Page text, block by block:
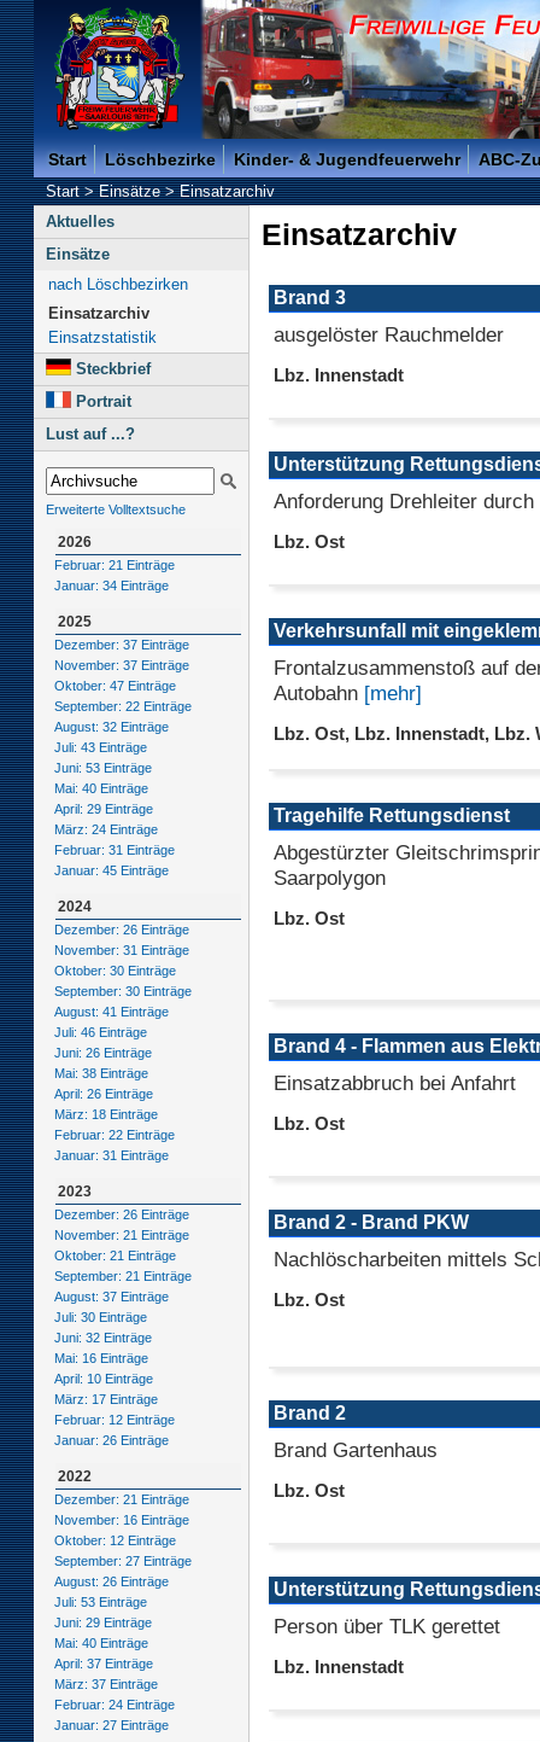
Freiwillige Feuerwehr der Kreisstadt Saarlouis -
Start Löschbezirke Kinder- & Jugendfeuerwehr ABC-
Start>Einsätze>Einsatzarchiv
Aktuelles
Einsätze
nach Löschbezirken
Einsatzarchiv
Einsatzstatistik
Steckbrief
Portrait
Lust auf ...?
Erweiterte Volltextsuche
2026
Februar: 21 Einträge
Januar: 34 Einträge
2025
Dezember: 37 Einträge
November: 37 Einträge
Oktober: 47 Einträge
September: 22 Einträge
August: 32 Einträge
Juli: 43 Einträge
Juni: 53 Einträge
Mai: 40 Einträge
April: 29 Einträge
März: 24 Einträge
Februar: 31 Einträge
Januar: 45 Einträge
2024
Dezember: 26 Einträge
November: 31 Einträge
Oktober: 30 Einträge
September: 30 Einträge
August: 41 Einträge
Juli: 46 Einträge
Juni: 26 Einträge
Mai: 38 Einträge
April: 26 Einträge
März: 18 Einträge
Februar: 22 Einträge
Januar: 31 Einträge
2023
Dezember: 26 Einträge
November: 21 Einträge
Oktober: 21 Einträge
September: 21 Einträge
August: 37 Einträge
Juli: 30 Einträge
Juni: 32 Einträge
Mai: 16 Einträge
April: 10 Einträge
März: 17 Einträge
Februar: 12 Einträge
Januar: 26 Einträge
2022
Dezember: 21 Einträge
November: 16 Einträge
Oktober: 12 Einträge
September: 27 Einträge
August: 26 Einträge
Juli: 53 Einträge
Juni: 29 Einträge
Mai: 40 Einträge
April: 37 Einträge
März: 37 Einträge
Februar: 24 Einträge
Januar: 27 Einträge
Einsatzarchiv
Brand 3
ausgelöster Rauchmelder
Lbz. Innenstadt
Unterstützung
Anforderung Drehleiter
Lbz. Ost
Verkehrsunfall mit
Frontalzusammenstoß auf
Autobahn [mehr]
Lbz. Ost, Lbz. Innenstadt, Lbz.
Tragehilfe Rettungsdienst
Abgestürzter
Saarpolygon
Lbz. Ost
Brand 4 - Flammen aus
Einsatzabbruch bei Anfahrt
Lbz. Ost
Brand 2 - Brand PKW
Nachlöscharbeiten mittels
Lbz. Ost
Brand 2
Brand Gartenhaus
Lbz. Ost
Unterstützung
Person über TLK gerettet
Lbz. Innenstadt